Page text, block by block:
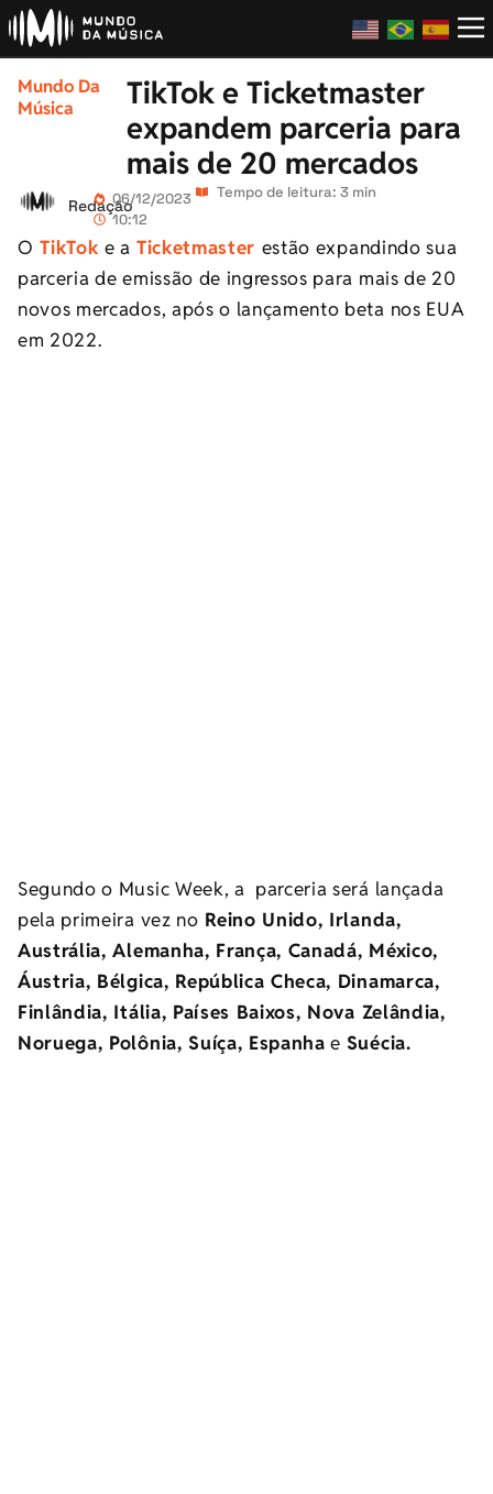
Mundo Da
Música
TikTok e Ticketmaster
expandem parceria para
mais de 20 mercados
Redação06/12/2023
10:12
Tempo de leitura: 3 min
O TikTok e a Ticketmaster estão expandindo sua
parceria de emissão de ingressos para mais de 20
novos mercados, após o lançamento beta nos EUA
em 2022.
Segundo o Music Week, a parceria será lançada
pela primeira vez no Reino Unido, Irlanda,
Austrália, Alemanha, França, Canadá, México,
Áustria, Bélgica, República Checa, Dinamarca,
Finlândia, Itália, Países Baixos, Nova Zelândia,
Noruega, Polônia, Suíça, Espanha e Suécia.